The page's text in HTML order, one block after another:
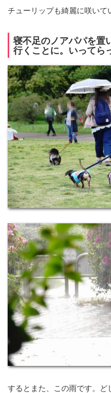
チューリップも綺麗に咲いて
寝不足のノアパパを置
行くことに。いってら
するとまた、この雨です。ど